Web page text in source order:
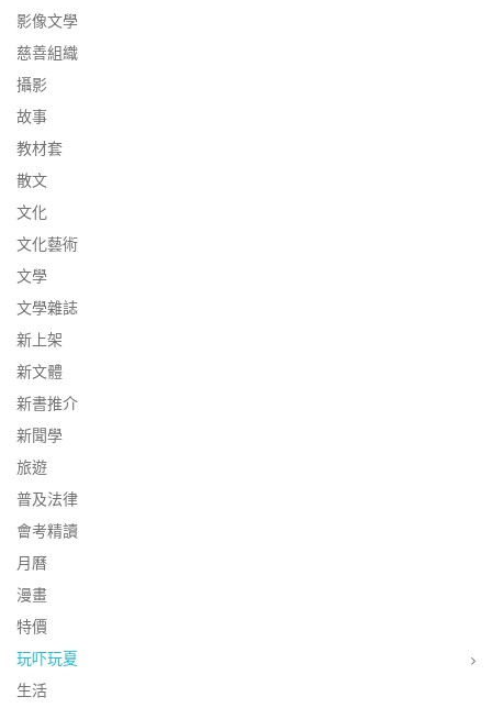
影像文學
慈善組織
攝影
故事
教材套
散文
文化
文化藝術
文學
文學雜誌
新上架
新文體
新書推介
新聞學
旅遊
普及法律
會考精讀
月曆
漫畫
特價
玩吓玩夏
生活